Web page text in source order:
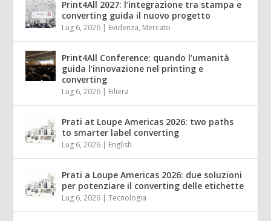
Print4All 2027: l’integrazione tra stampa e
converting guida il nuovo progetto
Lug 6, 2026 | Evidenza, Mercato
Print4All Conference: quando l’umanità
guida l’innovazione nel printing e
converting
Lug 6, 2026 | Filiera
Prati at Loupe Americas 2026: two paths
to smarter label converting
Lug 6, 2026 | English
Prati a Loupe Americas 2026: due soluzioni
per potenziare il converting delle etichette
Lug 6, 2026 |Tecnologia